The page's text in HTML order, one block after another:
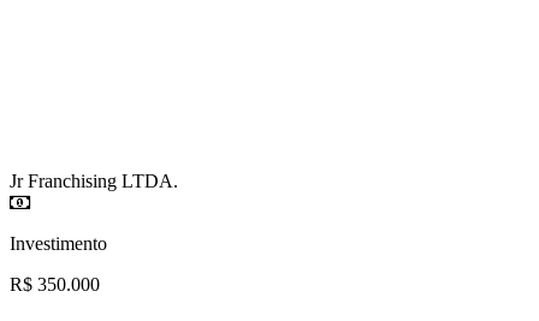
Jr Franchising LTDA.
Investimento
R$ 350.000